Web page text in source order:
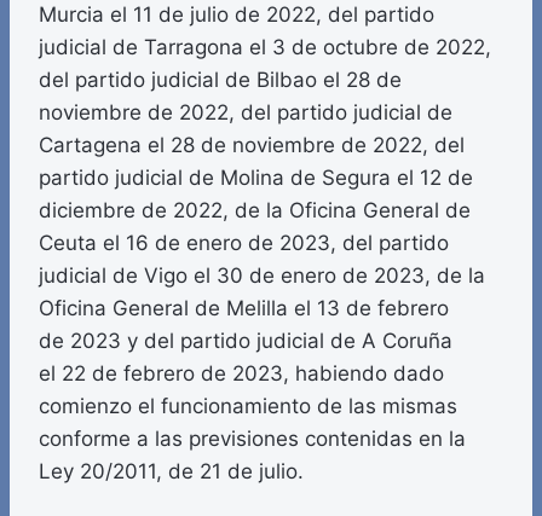
Murcia el 11 de julio de 2022, del partido
judicial de Tarragona el 3 de octubre de 2022,
del partido judicial de Bilbao el 28 de
noviembre de 2022, del partido judicial de
Cartagena el 28 de noviembre de 2022, del
partido judicial de Molina de Segura el 12 de
diciembre de 2022, de la Oficina General de
Ceuta el 16 de enero de 2023, del partido
judicial de Vigo el 30 de enero de 2023, de la
Oficina General de Melilla el 13 de febrero
de 2023 y del partido judicial de A Coruña
el 22 de febrero de 2023, habiendo dado
comienzo el funcionamiento de las mismas
conforme a las previsiones contenidas en la
Ley 20/2011, de 21 de julio.